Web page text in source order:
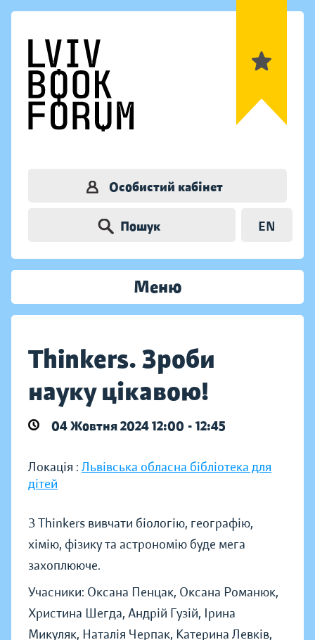
Особистий кабінет
Пошук EN
Меню
Thinkers. Зроби
науку цікавою!
04 Жовтня 2024 12:00 - 12:45
Локація : Львівська обласна бібліотека для
дітей
З Thinkers вивчати біологію, географію,
хімію, фізику та астрономію буде мега
захоплююче.
Учасники: Оксана Пенцак, Оксана Романюк,
Христина Шегда, Андрій Гузій, Ірина
Микуляк, Наталія Черпак, Катерина Левків,